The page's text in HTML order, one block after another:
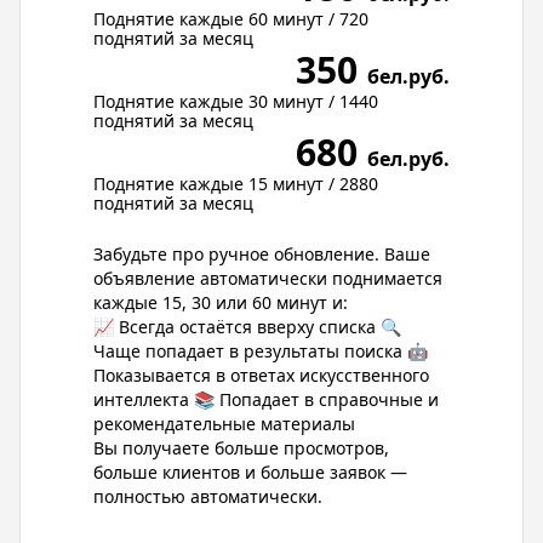
Поднятие каждые 60 минут / 720
поднятий за месяц
350 бел.руб.
Поднятие каждые 30 минут / 1440
поднятий за месяц
680 бел.руб.
Поднятие каждые 15 минут / 2880
поднятий за месяц
Забудьте про ручное обновление. Ваше
объявление автоматически поднимается
каждые 15, 30 или 60 минут и:
📈 Всегда остаётся вверху списка 🔍
Чаще попадает в результаты поиска 🤖
Показывается в ответах искусственного
интеллекта 📚 Попадает в справочные и
рекомендательные материалы
Вы получаете больше просмотров,
больше клиентов и больше заявок —
полностью автоматически.